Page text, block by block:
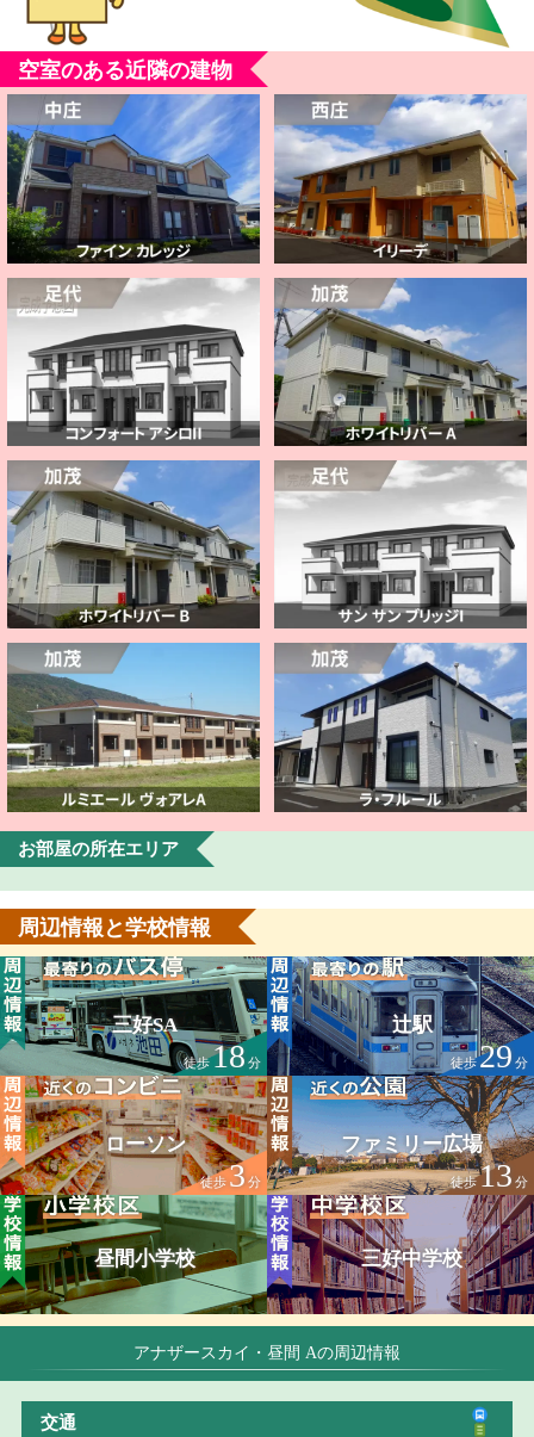
空室のある近隣の建物
お部屋の所在エリア
周辺情報と学校情報
三好SA
徒歩18分
辻駅
徒歩29分
ローソン
徒歩3分
ファミリー広場
徒歩13 分
昼間小学校 三好中学校
アナザースカイ・昼間 Aの周辺情報
交通